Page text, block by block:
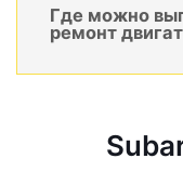
Где можно
ремонт